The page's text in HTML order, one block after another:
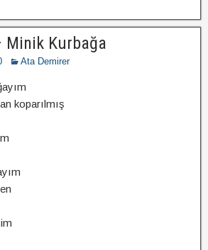
Kurbağa
Ata Demirer
koparılmış